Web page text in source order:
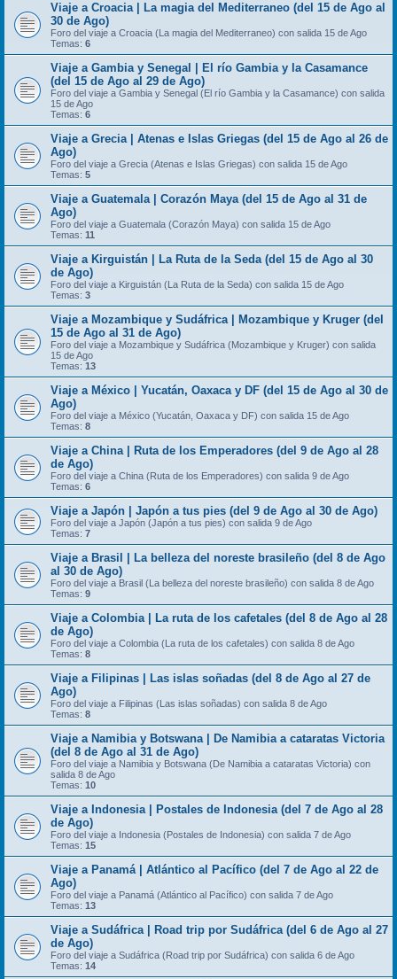
Viaje a Croacia | La magia del Mediterraneo (del 15 de Ago al
30 de Ago)
Foro del viaje a Croacia (La magia del Mediterraneo) con salida 15 de Ago
Temas: 6
Viaje a Gambia y Senegal | El río Gambia y la Casamance
(del 15 de Ago al 29 de Ago)
Foro del viaje a Gambia y Senegal (El río Gambia y la Casamance) con salida
15 de Ago
Temas: 6
Viaje a Grecia | Atenas e Islas Griegas (del 15 de Ago al 26 de
Ago)
Foro del viaje a Grecia (Atenas e Islas Griegas) con salida 15 de Ago
Temas: 5
Viaje a Guatemala | Corazón Maya (del 15 de Ago al 31 de
Ago)
Foro del viaje a Guatemala (Corazón Maya) con salida 15 de Ago
Temas: 11
Viaje a Kirguistán | La Ruta de la Seda (del 15 de Ago al 30
de Ago)
Foro del viaje a Kirguistán (La Ruta de la Seda) con salida 15 de Ago
Temas: 3
Viaje a Mozambique y Sudáfrica | Mozambique y Kruger (del
15 de Ago al 31 de Ago)
Foro del viaje a Mozambique y Sudáfrica (Mozambique y Kruger) con salida
15 de Ago
Temas: 13
Viaje a México | Yucatán, Oaxaca y DF (del 15 de Ago al 30 de
Ago)
Foro del viaje a México (Yucatán, Oaxaca y DF) con salida 15 de Ago
Temas: 8
Viaje a China | Ruta de los Emperadores (del 9 de Ago al 28
de Ago)
Foro del viaje a China (Ruta de los Emperadores) con salida 9 de Ago
Temas: 6
Viaje a Japón | Japón a tus pies (del 9 de Ago al 30 de Ago)
Foro del viaje a Japón (Japón a tus pies) con salida 9 de Ago
Temas: 7
Viaje a Brasil | La belleza del noreste brasileño (del 8 de Ago
al 30 de Ago)
Foro del viaje a Brasil (La belleza del noreste brasileño) con salida 8 de Ago
Temas: 9
Viaje a Colombia | La ruta de los cafetales (del 8 de Ago al 28
de Ago)
Foro del viaje a Colombia (La ruta de los cafetales) con salida 8 de Ago
Temas: 8
Viaje a Filipinas | Las islas soñadas (del 8 de Ago al 27 de
Ago)
Foro del viaje a Filipinas (Las islas soñadas) con salida 8 de Ago
Temas: 8
Viaje a Namibia y Botswana | De Namibia a cataratas Victoria
(del 8 de Ago al 31 de Ago)
Foro del viaje a Namibia y Botswana (De Namibia a cataratas Victoria) con
salida 8 de Ago
Temas: 10
Viaje a Indonesia | Postales de Indonesia (del 7 de Ago al 28
de Ago)
Foro del viaje a Indonesia (Postales de Indonesia) con salida 7 de Ago
Temas: 15
Viaje a Panamá | Atlántico al Pacífico (del 7 de Ago al 22 de
Ago)
Foro del viaje a Panamá (Atlántico al Pacífico) con salida 7 de Ago
Temas: 13
Viaje a Sudáfrica | Road trip por Sudáfrica (del 6 de Ago al 27
de Ago)
Foro del viaje a Sudáfrica (Road trip por Sudáfrica) con salida 6 de Ago
Temas: 14